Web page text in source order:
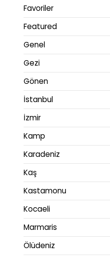
Favoriler
Featured
Genel
Gezi
Gönen
İstanbul
İzmir
Kamp
Karadeniz
Kaş
Kastamonu
Kocaeli
Marmaris
Ölüdeniz